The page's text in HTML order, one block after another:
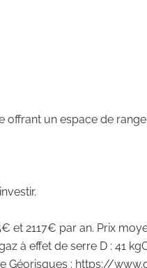
un espace de
et 2117€ par an. Prix
à effet de serre D : 41
Géorisques : https://